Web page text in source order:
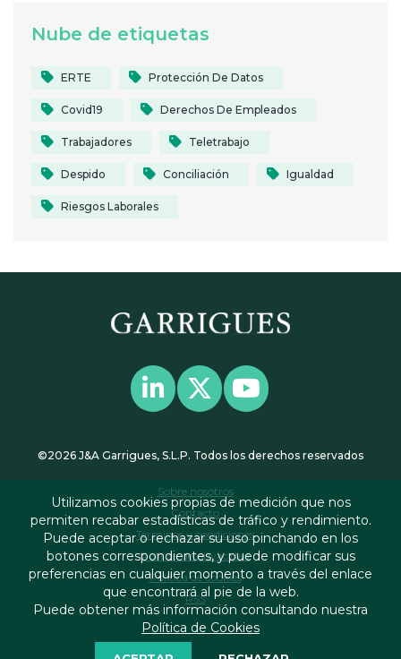
Nube de etiquetas
ERTE Protección De Datos
Covid19 Derechos De Empleados
Trabajadores Teletrabajo
Despido Conciliación Igualdad
Riesgos Laborales
©2026 J&A Garrigues, S.L.P. Todos los derechos reservados
Sobre nosotros
Contacto
Términos y condiciones
Política de privacidad
Política de cookies
RSS
Utilizamos cookies propias de medición que nos
permiten recabar estadísticas de tráfico y rendimiento.
Puede aceptar o rechazar su uso pinchando en los
botones correspondientes, y puede modificar sus
preferencias en cualquier momento a través del enlace
que encontrará al pie de la web.
Puede obtener más información consultando nuestra
Política de Cookies